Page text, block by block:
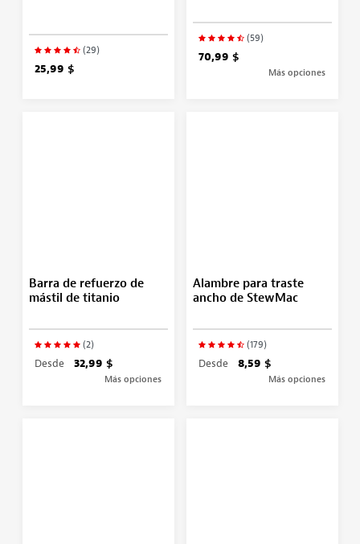
(29)
25,99 $
(59)
70,99 $
Más opciones
Barra de refuerzo de
mástil de titanio
(2)
Desde 32,99 $
Más opciones
Alambre para traste
ancho de StewMac
(179)
Desde 8,59 $
Más opciones